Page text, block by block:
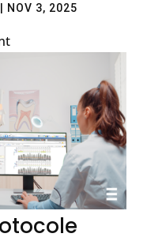
NOV 3, 2025